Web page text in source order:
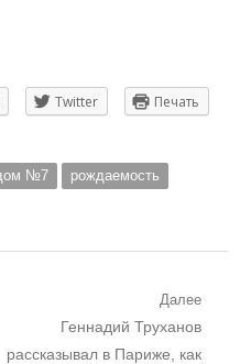
Twitter Печать
№7
рождаемость
Далее
Следующий
пост:
Геннадий Труханов
рассказывал в Париже, как